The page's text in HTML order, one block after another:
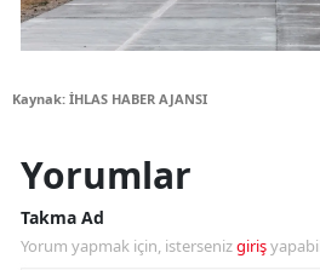
Kaynak: İHLAS HABER AJANSI
Yorumlar
Takma Ad
Yorum yapmak için, istersenizgiriş